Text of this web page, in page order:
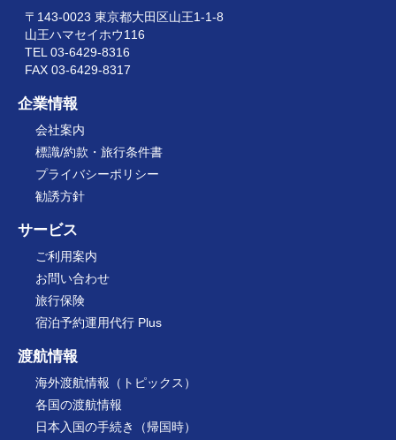
〒143-0023 東京都大田区山王1-1-8
山王ハマセイホウ116
TEL 03-6429-8316
FAX 03-6429-8317
企業情報
会社案内
標識/約款・旅行条件書
プライバシーポリシー
勧誘方針
サービス
ご利用案内
お問い合わせ
旅行保険
宿泊予約運用代行 Plus
渡航情報
海外渡航情報（トピックス）
各国の渡航情報
日本入国の手続き（帰国時）